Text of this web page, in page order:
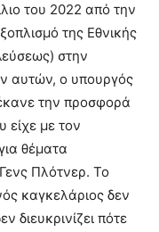
του 2022 από την
της Εθνικής
στην
αυτών, ο υπουργός
την προσφορά
είχε με τον
θέματα
Πλότνερ. Το
καγκελάριος δεν
διευκρινίζει πότε